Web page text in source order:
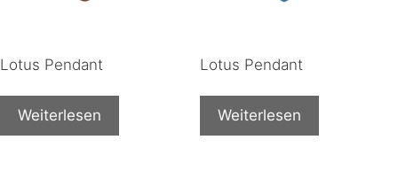
Lotus Pendant
Weiterlesen
Lotus Pendant
Weiterlesen